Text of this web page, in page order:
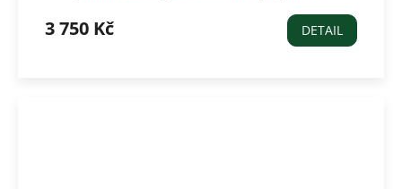
R
3 750 Kč DETAIL